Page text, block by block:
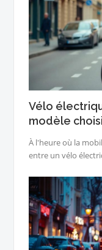
Vélo
modèle
À l'heure où la
entre un vélo